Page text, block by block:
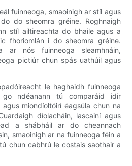
fuinneoga, smaoinigh ar stíl agus
do sheomra gréine. Roghnaigh
stíl ailtireachta do bhaile agus a
fhoriomlán i do sheomra gréine.
ar nós fuinneoga sleamhnáin,
pictiúr chun spás uathúil agus
le haghaidh fuinneoga
ndéanann tú comparáid idir
miondíoltóirí éagsúla chun na
díolacháin, lascainí agus
a shábháil ar do cheannach
smaoinigh ar na fuinneoga féin a
chun cabhrú le costais saothair a